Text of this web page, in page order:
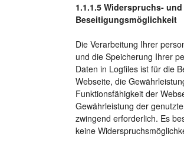
Widerspruchs- und
Beseitigungsmöglichkeit
Die Verarbeitung Ihrer
und die Speicherung Ihrer
Daten in Logfiles ist für die
Webseite, die
Funktionsfähigkeit der
Gewährleistung der
zwingend erforderlich. Es
keine